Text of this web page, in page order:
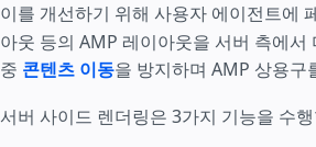
이를 개선하기 위해 사용자 에이전트에
아웃 등의 AMP 레이아웃을 서버 측에
중 콘텐츠 이동을 방지하며 AMP 상용구
서버 사이드 렌더링은 3가지 기능을 수